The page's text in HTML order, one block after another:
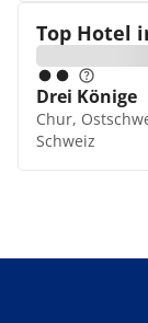
Top Hotel
Drei Könige
Chur,
Schweiz